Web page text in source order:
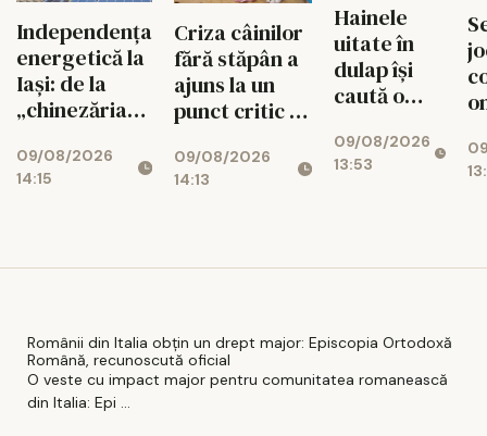
Independența
energetică la
Iași: de la
„chinezăria”
sistemul de
7.000 de euro
09/08/2026
14:15
Criza câinilor
fără stăpân a
ajuns la un
punct critic în
09/08/2026
14:13
Hainele
uitate în
dulap îşi
caută o
poveste
09/08/2026
13:53
Românii din Italia obțin un drept major: Episcopia Ortodoxă
Română, recunoscută oficial
O veste cu impact major pentru comunitatea romanească
din Italia: Epi ...